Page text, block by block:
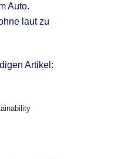
Auto.
laut zu
Artikel: